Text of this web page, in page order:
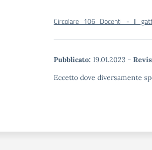
Circolare_106_Docenti_-
Pubblicato: 19.01.2023 -
Eccetto dove diversamente